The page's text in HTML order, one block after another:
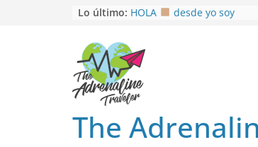
Lo último: HOLA
desde yo soy
EL SENDERO DEL CACAO:
opción
HOSPEDAJE AL
En
MULITO!
The